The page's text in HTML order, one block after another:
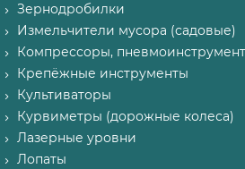
Зернодробилки
Измельчители мусора (садовые)
Компрессоры, пневмоинструмент
Крепёжные инструменты
Культиваторы
Курвиметры (дорожные колеса)
Лазерные уровни
Лопаты